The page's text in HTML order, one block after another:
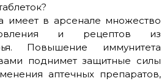
имеет в арсенале множество
и рецептов из
Повышение иммунитета
поднимет защитные силы
аптечных препаратов,